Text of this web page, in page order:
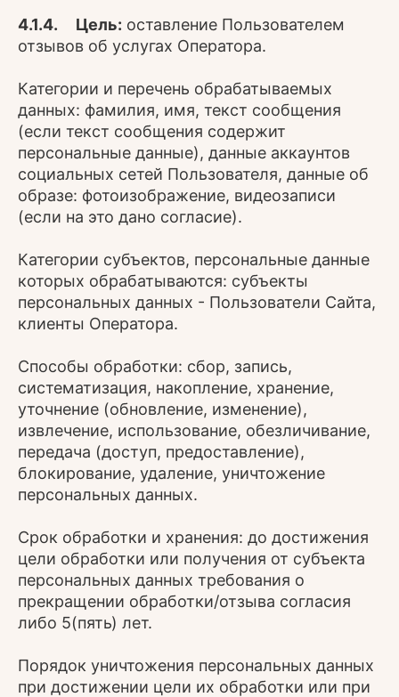
4.1.4. Цель: оставление Пользователем
отзывов об услугах Оператора.
Категории и перечень обрабатываемых
данных: фамилия, имя, текст сообщения
(если текст сообщения содержит
персональные данные), данные аккаунтов
социальных сетей Пользователя, данные об
образе: фотоизображение, видеозаписи
(если на это дано согласие).
Категории субъектов, персональные данные
которых обрабатываются: субъекты
персональных данных - Пользователи Сайта,
клиенты Оператора.
Способы обработки: сбор, запись,
систематизация, накопление, хранение,
уточнение (обновление, изменение),
извлечение, использование, обезличивание,
передача (доступ, предоставление),
блокирование, удаление, уничтожение
персональных данных.
Срок обработки и хранения: до достижения
цели обработки или получения от субъекта
персональных данных требования о
прекращении обработки/отзыва согласия
либо 5(пять) лет.
Порядок уничтожения персональных данных
при достижении цели их обработки или при